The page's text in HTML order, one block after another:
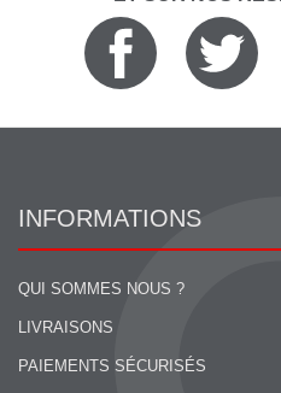
INFORMATIONS
QUI SOMMES NOUS ?
LIVRAISONS
PAIEMENTS SÉCURISÉS